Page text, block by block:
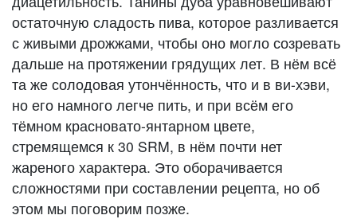
остаточную сладость пива, которое разливается
с живыми дрожжами, чтобы оно могло созревать
дальше на протяжении грядущих лет. В нём всё
та же солодовая утончённость, что и в ви-хэви,
но его намного легче пить, и при всём его
тёмном красновато-янтарном цвете,
стремящемся к 30 SRM, в нём почти нет
жареного характера. Это оборачивается
сложностями при составлении рецепта, но об
этом мы поговорим позже.